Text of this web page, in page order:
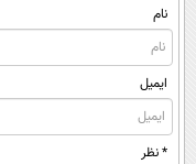
نام
ایمیل
* نظر